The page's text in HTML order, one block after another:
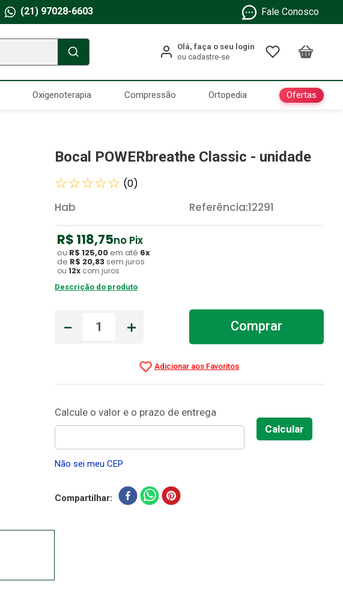
(21) 97028-6603 Fale Conosco
Oxigenoterapia Compressão Ortopedia Ofertas
Bocal POWERbreathe Classic - unidade
☆☆☆☆☆ (0)
Hab Referência:12291
R$ 118,75no Pix
ou R$ 125,00em até 6x
de R$ 20,83 sem juros
ou 12x com juros
Descrição do produto
＋
－ Comprar
Não sei meu CEP
Compartilhar